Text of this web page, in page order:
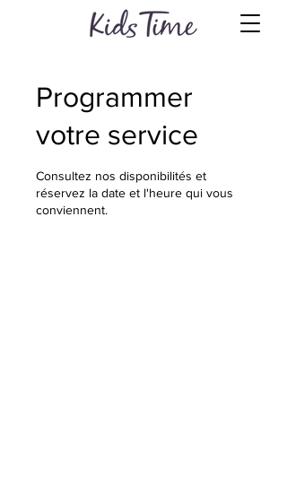
Programmer
votre service
Consultez nos disponibilités et
réservez la date et l'heure qui vous
conviennent.